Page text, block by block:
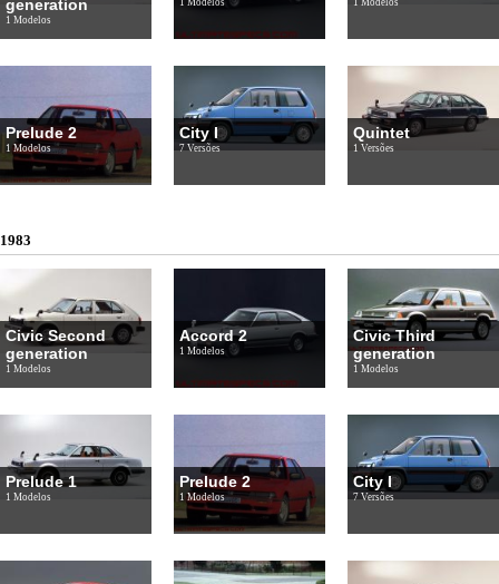
generation
1 Modelos
Prelude 2
1 Modelos
City I
7 Versões
Quintet
1 Versões
1983
Civic Second
generation
1 Modelos
Accord 2
1 Modelos
Civic Third
generation
1 Modelos
Prelude 1
1 Modelos
Prelude 2
1 Modelos
City I
7 Versões